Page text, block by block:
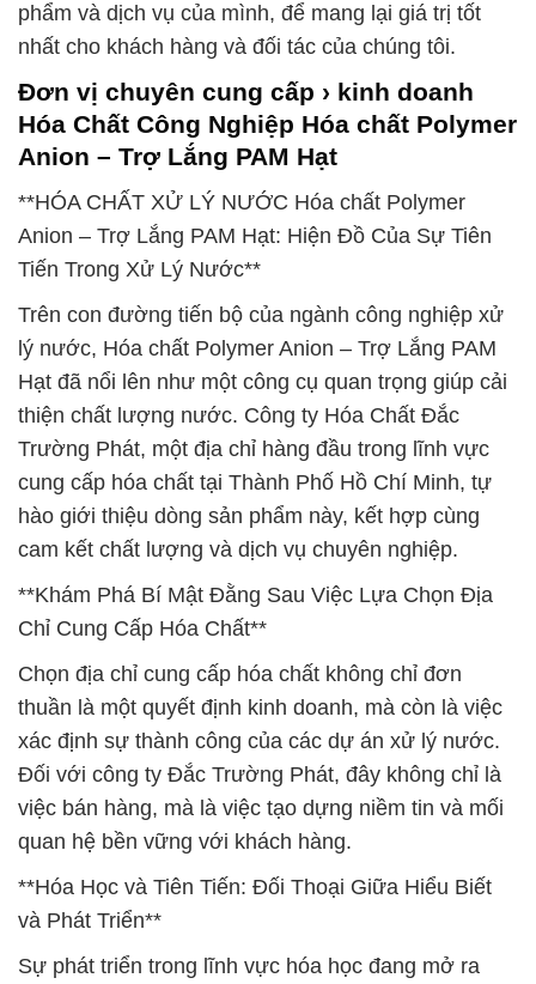
phẩm và dịch vụ của mình, để mang lại giá trị tốt
nhất cho khách hàng và đối tác của chúng tôi.
Đơn vị chuyên cung cấp › kinh doanh
Hóa Chất Công Nghiệp Hóa chất Polymer
Anion – Trợ Lắng PAM Hạt
**HÓA CHẤT XỬ LÝ NƯỚC Hóa chất Polymer
Anion – Trợ Lắng PAM Hạt: Hiện Đồ Của Sự Tiên
Tiến Trong Xử Lý Nước**
Trên con đường tiến bộ của ngành công nghiệp xử
lý nước, Hóa chất Polymer Anion – Trợ Lắng PAM
Hạt đã nổi lên như một công cụ quan trọng giúp cải
thiện chất lượng nước. Công ty Hóa Chất Đắc
Trường Phát, một địa chỉ hàng đầu trong lĩnh vực
cung cấp hóa chất tại Thành Phố Hồ Chí Minh, tự
hào giới thiệu dòng sản phẩm này, kết hợp cùng
cam kết chất lượng và dịch vụ chuyên nghiệp.
**Khám Phá Bí Mật Đằng Sau Việc Lựa Chọn Địa
Chỉ Cung Cấp Hóa Chất**
Chọn địa chỉ cung cấp hóa chất không chỉ đơn
thuần là một quyết định kinh doanh, mà còn là việc
xác định sự thành công của các dự án xử lý nước.
Đối với công ty Đắc Trường Phát, đây không chỉ là
việc bán hàng, mà là việc tạo dựng niềm tin và mối
quan hệ bền vững với khách hàng.
**Hóa Học và Tiên Tiến: Đối Thoại Giữa Hiểu Biết
và Phát Triển**
Sự phát triển trong lĩnh vực hóa học đang mở ra